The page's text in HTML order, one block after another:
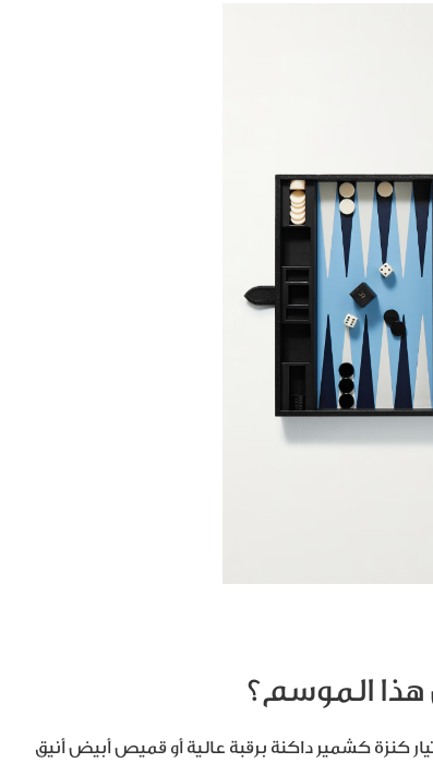
هذا الموسم؟
كنزة كشمير داكنة برقبة عالية أو قميص أبيض أنيق